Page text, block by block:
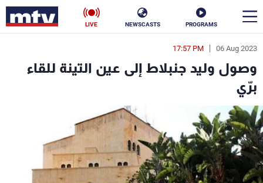
PROGRAMS
NEWSCASTS
LIVE
06 Aug 2023
17:57 PM
وصول وليد جنبلاط إلى عين التينة للقاء
برّي
en
الأخبار
سياسة ناس
إقتصاد فن
منوعات رياضة